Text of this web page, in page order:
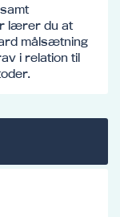
lærer du at
målsætning
i relation til